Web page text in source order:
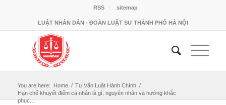
RSS sitemap
LUẬT NHÂN DÂN - ĐOÀN LUẬT SƯ THÀNH PHỐ HÀ NỘI
You are here: Home / Tư Vấn Luật Hành Chính /
Hạn chế khuyết điểm cá nhân là gì, nguyên nhân và hướng khắc
phục...